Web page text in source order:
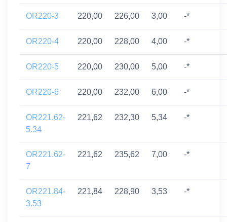
OR220-3 220,00 226,00 3,00 -*
OR220-4 220,00 228,00 4,00 -*
OR220-5 220,00 230,00 5,00 -*
OR220-6 220,00 232,00 6,00 -*
OR221.62-
5.34
221,62 232,30 5,34 -*
OR221.62-
7
221,62 235,62 7,00 -*
OR221.84-
3.53
221,84 228,90 3,53 -*